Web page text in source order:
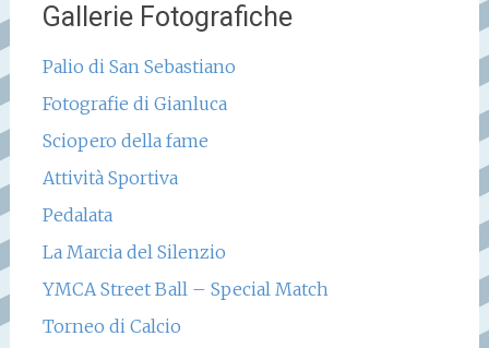
Gallerie Fotografiche
Palio di San Sebastiano
Fotografie di Gianluca
Sciopero della fame
Attività Sportiva
Pedalata
La Marcia del Silenzio
YMCA Street Ball – Special Match
Torneo di Calcio